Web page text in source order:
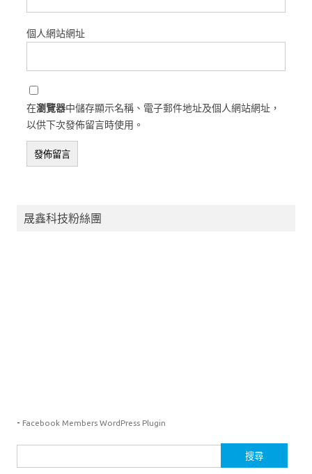
個人網站網址
在瀏覽器中儲存顯示名稱、電子郵件地址及個人網站網址，
以供下次發佈留言時使用。
晟鑫科技粉絲團
- Facebook Members WordPress Plugin
尋